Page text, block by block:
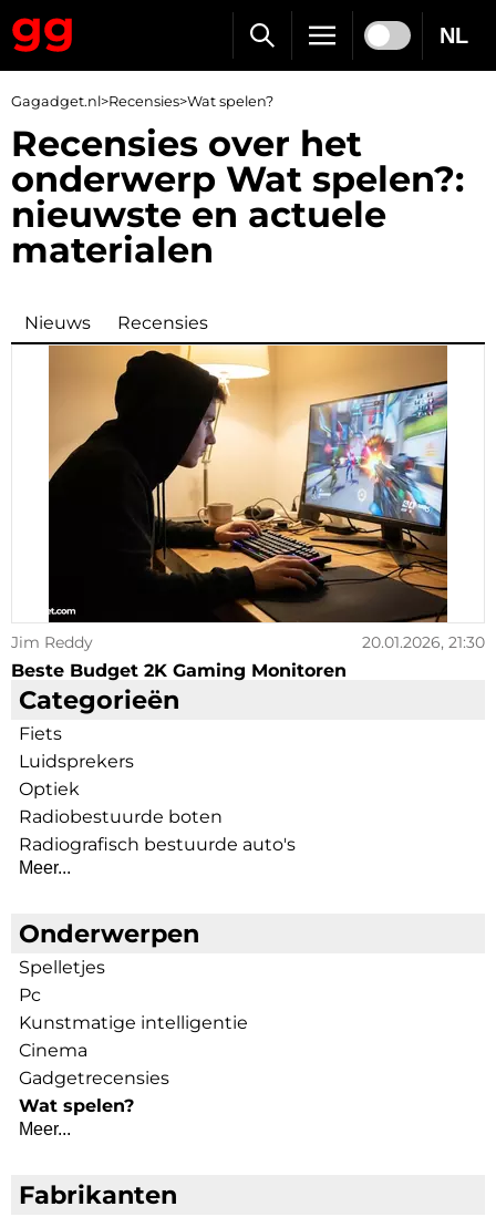
NL
Gagadget.nl>Recensies>Wat spelen?
Recensies over het
onderwerp Wat spelen?:
nieuwste en actuele
materialen
Nieuws Recensies
Jim Reddy 20.01.2026, 21:30
Beste Budget 2K Gaming Monitoren
Categorieën
Fiets
Luidsprekers
Optiek
Radiobestuurde boten
Radiografisch bestuurde auto's
Meer...
Onderwerpen
Spelletjes
Pc
Kunstmatige intelligentie
Cinema
Gadgetrecensies
Wat spelen?
Meer...
Fabrikanten